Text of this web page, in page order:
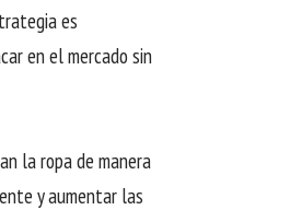
es
en el mercado sin
la ropa de manera
y aumentar las